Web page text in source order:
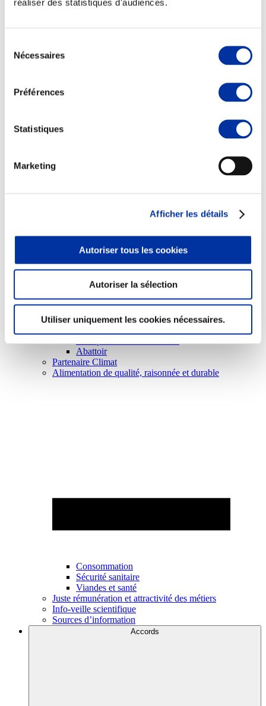
réaliser des statistiques d'audiences.
Nécessaires
Préférences
Statistiques
Marketing
Afficher les détails
Autoriser tous les cookies
Autoriser la sélection
Utiliser uniquement les cookies nécessaires.
Abattoir
Partenaire Climat
Alimentation de qualité, raisonnée et durable
Consommation
Sécurité sanitaire
Viandes et santé
Juste rémunération et attractivité des métiers
Info-veille scientifique
Sources d’information
Accords